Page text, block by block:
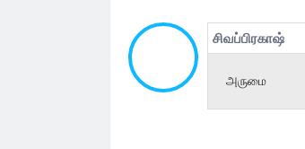
சிவப்பிரகாஷ்
அருமை